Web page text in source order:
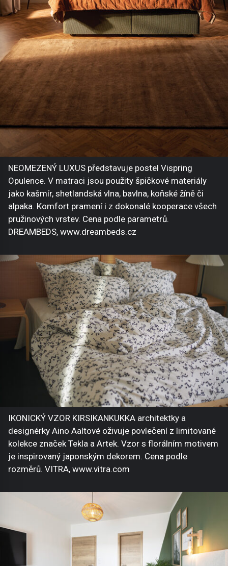
NEOMEZENÝ LUXUS představuje postel Vispring
Opulence. V matraci jsou použity špičkové materiály
jako kašmír, shetlandská vlna, bavlna, koňské žíně či
alpaka. Komfort pramení i z dokonalé kooperace všech
pružinových vrstev. Cena podle parametrů.
DREAMBEDS, www.dreambeds.cz
IKONICKÝ VZOR KIRSIKANKUKKA architektky a
designérky Aino Aaltové oživuje povlečení z limitované
kolekce značek Tekla a Artek. Vzor s florálním motivem
je inspirovaný japonským dekorem. Cena podle
rozměrů. VITRA, www.vitra.com